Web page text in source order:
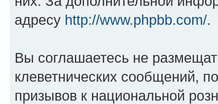
адресу http://www.phpbb.com/.
Вы соглашаетесь не
клеветнических сообщений,
призывов к национальной